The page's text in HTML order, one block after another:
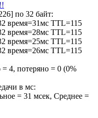
по 32 байт:
время=31мс TTL=115
время=28мс TTL=115
время=25мс TTL=115
время=26мс TTL=115
4, потеряно = 0 (0%
в мс:
= 31 мсек, Среднее =